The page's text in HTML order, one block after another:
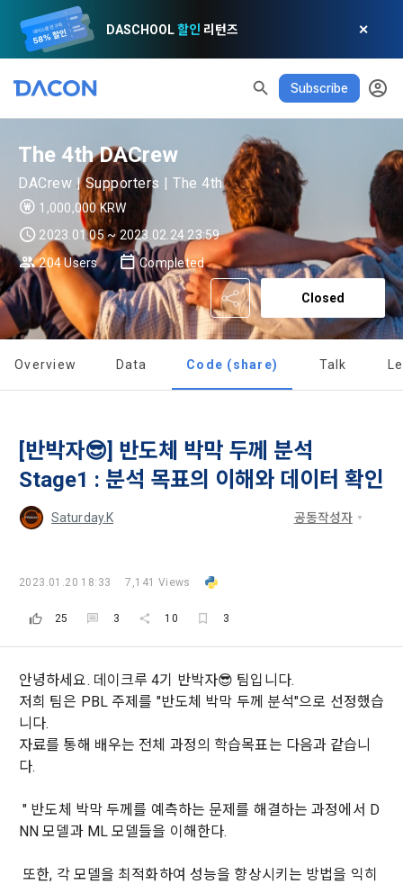
DASCHOOL할인 리턴즈 ✕
Subscribe
✕ MY XP
LEVEL 1 Until Next Level150 XP
Today's XP Total XP
Earned XP
0
Spent XP
Terms of Use
Privacy policy
Consent to receive marketing information
The 4th DACrew
DACrew | Supporters | The 4th
1,000,000 KRW
2023.01.05 ~ 2023.02.24 23:59
204 Users
Completed
Closed
Overview Data Code (share) Talk
[반박자😎] 반도체 박막 두께 분석
Stage1 : 분석 목표의 이해와 데이터 확인
Saturday.K 공동작성자
2023.01.20 18:33 7,141 Views
25 3 10 3
안녕하세요. 데이크루 4기 반박자😎 팀입니다.
저희 팀은 PBL 주제를 "반도체 박막 두께 분석"으로 선정했습
니다.
자료를 통해 배우는 전체 과정의 학습목표는 다음과 같습니
다.
" 반도체 박막 두께를 예측하는 문제를 해결하는 과정에서 D
NN 모델과 ML 모델들을 이해한다.
또한, 각 모델을 최적화하여 성능을 향상시키는 방법을 익히